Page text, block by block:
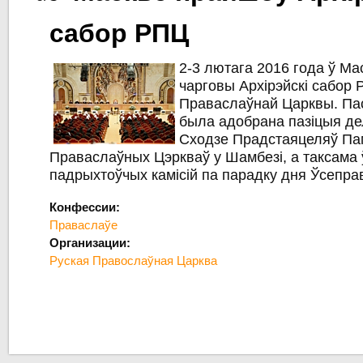
сабор РПЦ
2-3 лютага 2016 года ў
чарговы Архірэйскі сабор
Праваслаўнай Царквы.
была адобрана пазіцыя
Сходзе Прадстаяцеляў
Праваслаўных Цэркваў у Шамбезі, а таксама
падрыхтоўчых камісій па парадку дня
Конфессии:
Праваслаўе
Организации:
Руская Правослаўная Царква